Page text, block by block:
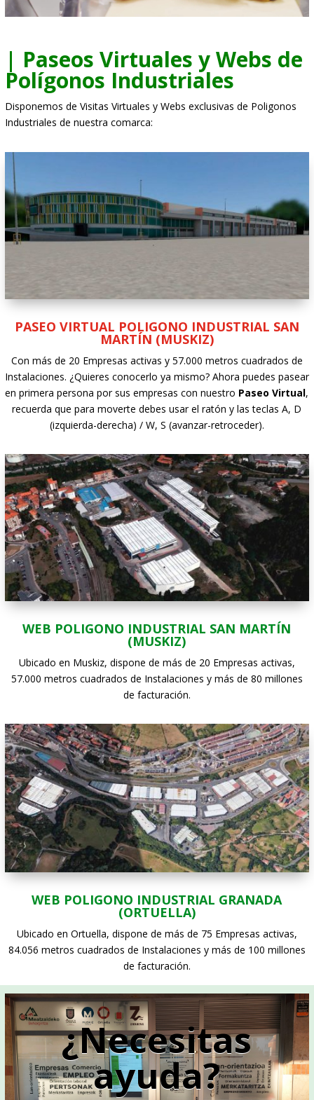
| Paseos Virtuales y Webs de
Polígonos Industriales
Disponemos de Visitas Virtuales y Webs exclusivas de Poligonos
Industriales de nuestra comarca:
PASEO VIRTUAL POLIGONO INDUSTRIAL SAN
MARTÍN (MUSKIZ)
Con más de 20 Empresas activas y 57.000 metros cuadrados de
Instalaciones. ¿Quieres conocerlo ya mismo? Ahora puedes pasear
en primera persona por sus empresas con nuestro Paseo Virtual,
recuerda que para moverte debes usar el ratón y las teclas A, D
(izquierda-derecha) / W, S (avanzar-retroceder).
WEB POLIGONO INDUSTRIAL SAN MARTÍN
(MUSKIZ)
Ubicado en Muskiz, dispone de más de 20 Empresas activas,
57.000 metros cuadrados de Instalaciones y más de 80 millones
de facturación.
WEB POLIGONO INDUSTRIAL GRANADA
(ORTUELLA)
Ubicado en Ortuella, dispone de más de 75 Empresas activas,
84.056 metros cuadrados de Instalaciones y más de 100 millones
de facturación.
¿Necesitas
ayuda?